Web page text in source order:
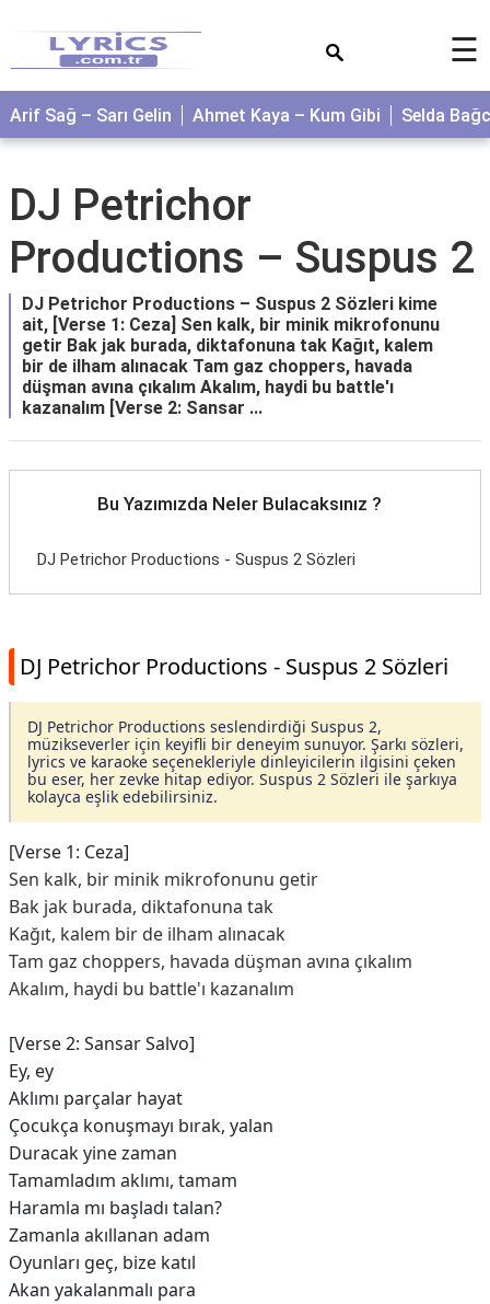
☰
Arif Sağ – Sarı Gelin Ahmet Kaya – Kum Gibi Selda
DJ Petrichor
Productions – Suspus 2
DJ Petrichor Productions – Suspus 2 Sözleri kime
ait, [Verse 1: Ceza] Sen kalk, bir minik mikrofonunu
getir Bak jak burada, diktafonuna tak Kağıt, kalem
bir de ilham alınacak Tam gaz choppers, havada
düşman avına çıkalım Akalım, haydi bu battle'ı
kazanalım [Verse 2: Sansar ...
Bu Yazımızda Neler Bulacaksınız ?
DJ Petrichor Productions - Suspus 2 Sözleri
DJ Petrichor Productions - Suspus 2 Sözleri
DJ Petrichor Productions seslendirdiği Suspus 2,
müzikseverler için keyifli bir deneyim sunuyor. Şarkı sözleri,
lyrics ve karaoke seçenekleriyle dinleyicilerin ilgisini çeken
bu eser, her zevke hitap ediyor. Suspus 2 Sözleri ile şarkıya
kolayca eşlik edebilirsiniz.
[Verse 1: Ceza]
Sen kalk, bir minik mikrofonunu getir
Bak jak burada, diktafonuna tak
Kağıt, kalem bir de ilham alınacak
Tam gaz choppers, havada düşman avına çıkalım
Akalım, haydi bu battle'ı kazanalım
[Verse 2: Sansar Salvo]
Ey, ey
Aklımı parçalar hayat
Çocukça konuşmayı bırak, yalan
Duracak yine zaman
Tamamladım aklımı, tamam
Haramla mı başladı talan?
Zamanla akıllanan adam
Oyunları geç, bize katıl
Akan yakalanmalı para